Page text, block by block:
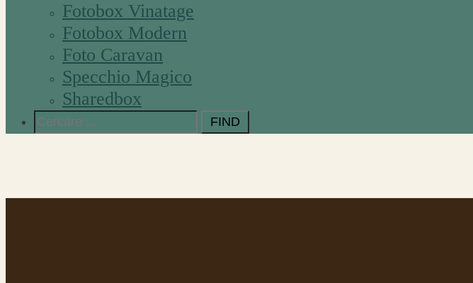
Fotobox Vinatage
Fotobox Modern
Foto Caravan
Specchio Magico
Sharedbox
Search
for: